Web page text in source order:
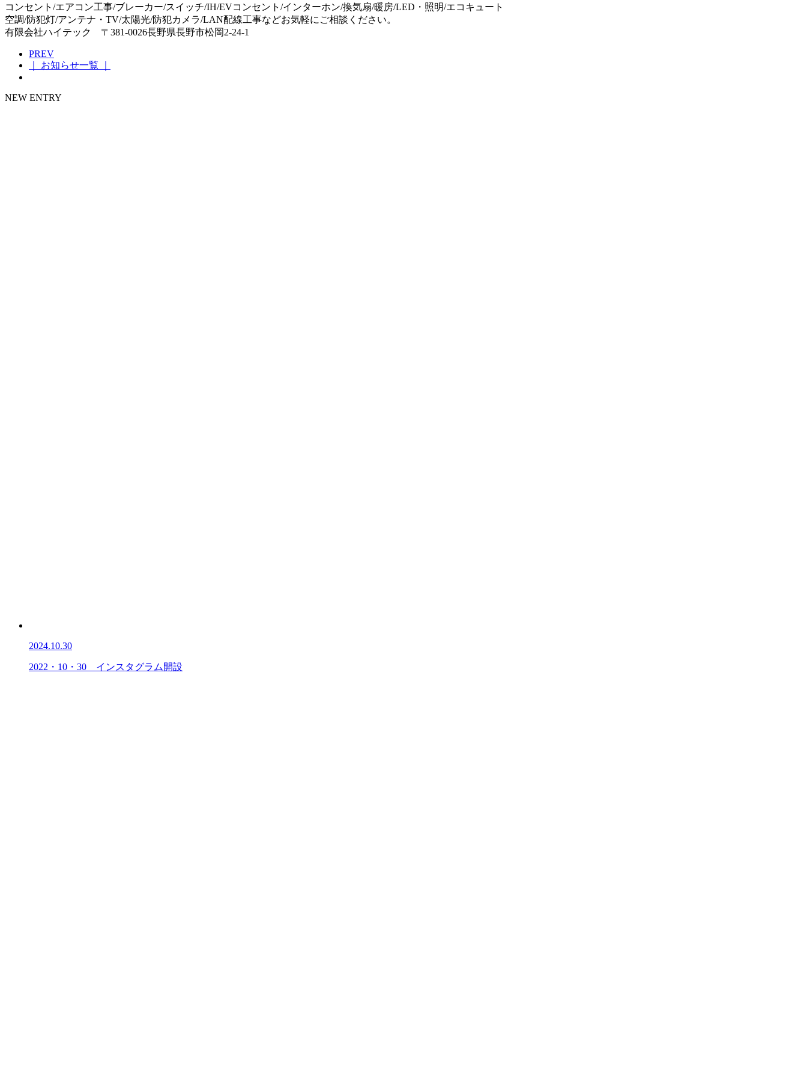
コンセント/エアコン工事/ブレーカー/スイッチ/IH/EVコンセント/インターホン/換気扇/暖房/LED・照明/エコキュート
空調/防犯灯/アンテナ・TV/太陽光/防犯カメラ/LAN配線工事などお気軽にご相談ください。
有限会社ハイテック 〒381-0026長野県長野市松岡2-24-1
PREV
｜ お知らせ一覧 ｜
NEW ENTRY
2024.10.30
2022・10・30 インスタグラム開設